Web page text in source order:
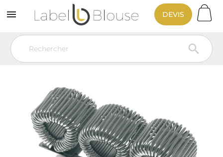


DEVIS
Vêtement de travail
Ciseaux infirmière pince Kocher et accessoires
aide soiignante